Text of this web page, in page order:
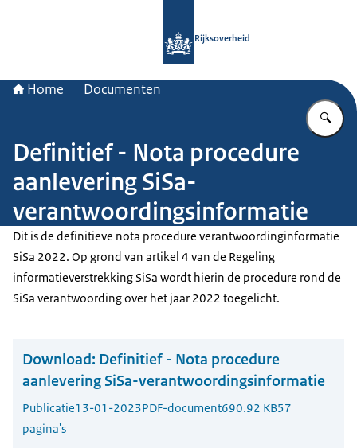
Rijksoverheid
Home Documenten
Definitief - Nota procedure
aanlevering SiSa-
verantwoordingsinformatie
Dit is de definitieve nota procedure verantwoordinginformatie
SiSa 2022. Op grond van artikel 4 van de Regeling
informatieverstrekking SiSa wordt hierin de procedure rond de
SiSa verantwoording over het jaar 2022 toegelicht.
Download: Definitief - Nota procedure
aanlevering SiSa-verantwoordingsinformatie
Publicatie13-01-2023PDF-document690.92 KB57
pagina's